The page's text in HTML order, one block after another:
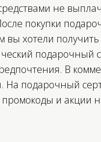
не
покупки
вы хотели
подарочный
В
На подарочный
промокоды и акции
или
свяжитесь с нами.